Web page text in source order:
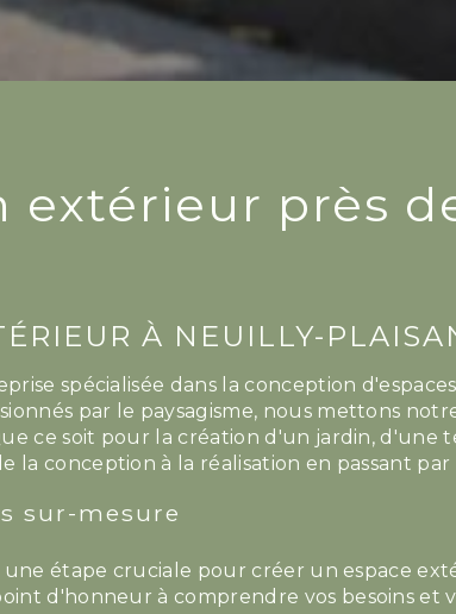
extérieur près
À NEUILLY-
spécialisée dans la conception
par le paysagisme, nous mettons
ce soit pour la création d'un jardin, d'une
la conception à la réalisation en passant
sur-mesure
étape cruciale pour créer un espace
d'honneur à comprendre vos besoins et